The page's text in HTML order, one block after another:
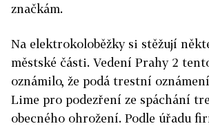
značkám.
Na elektrokoloběžky si stěžují
městské části. Vedení Prahy 2
oznámilo, že podá trestní
Lime pro podezření ze spáchání
obecného ohrožení. Podle úřadu